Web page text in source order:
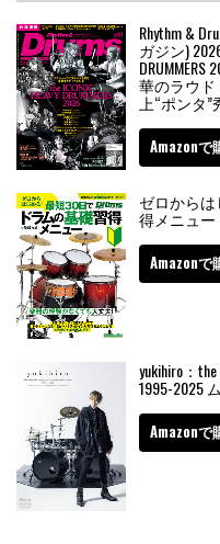
Rhythm &
ガジン)
華のラウ
上“ポンタ”
Amazonで
ゼロから
得メニュー
Amazonで
yukihiro：
1995-2025
Amazonで